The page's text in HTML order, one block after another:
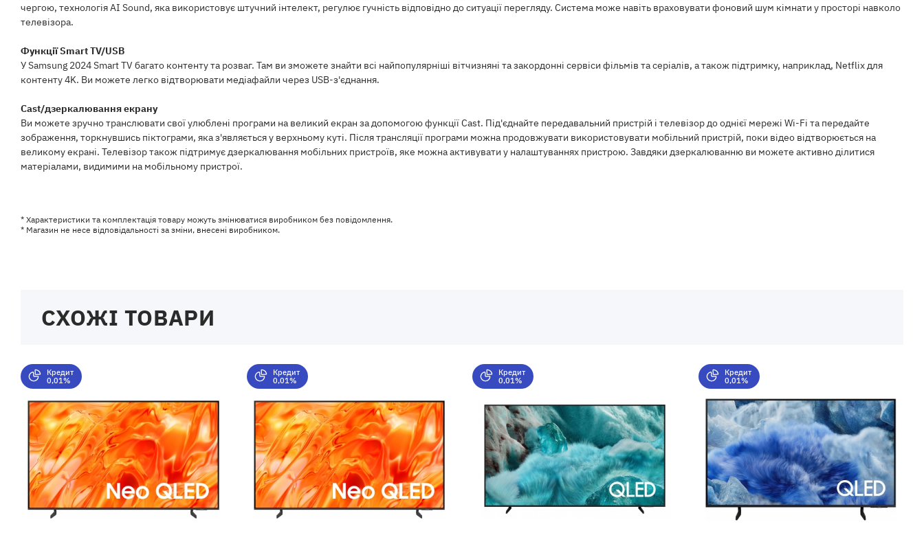
чергою, технологія AI Sound, яка використовує штучний інтелект, регулює гучність відповідно до ситуації перегляду. Система може навіть враховувати фоновий шум кімнати у просторі навколо
телевізора.
Функції Smart TV/USB
У Samsung 2024 Smart TV багато контенту та розваг. Там ви зможете знайти всі найпопулярніші вітчизняні та закордонні сервіси фільмів та серіалів, а також підтримку, наприклад, Netflix для
контенту 4K. Ви можете легко відтворювати медіафайли через USB-з'єднання.
Cast/дзеркалювання екрану
Ви можете зручно транслювати свої улюблені програми на великий екран за допомогою функції Cast. Під'єднайте передавальний пристрій і телевізор до однієї мережі Wi-Fi та передайте
зображення, торкнувшись піктограми, яка з'являється у верхньому куті. Після трансляції програми можна продовжувати використовувати мобільний пристрій, поки відео відтворюється на
великому екрані. Телевізор також підтримує дзеркалювання мобільних пристроїв, яке можна активувати у налаштуваннях пристрою. Завдяки дзеркалюванню ви можете активно ділитися
матеріалами, видимими на мобільному пристрої.
* Характеристики та комплектація товару можуть змінюватися виробником без повідомлення.
* Магазин не несе відповідальності за зміни, внесені виробником.
СХОЖІ ТОВАРИ
Кредит
0,01%
Кредит
0,01%
Кредит
0,01%
Кредит
0,01%